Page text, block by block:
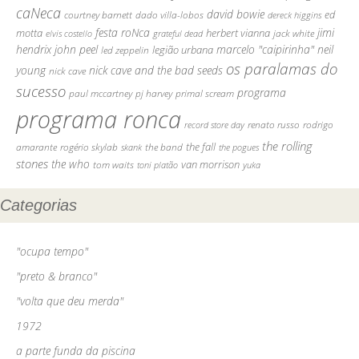
caNeca courtney barnett dado villa-lobos david bowie dereck higgins ed
motta elvis costello festa roNca grateful dead herbert vianna jack white jimi
hendrix john peel led zeppelin legião urbana marcelo "caipirinha" neil
young nick cave nick cave and the bad seeds os paralamas do
sucesso paul mccartney pj harvey primal scream programa
programa ronca record store day renato russo rodrigo
amarante rogério skylab skank the band the fall the pogues the rolling
stones the who tom waits toni platão van morrison yuka
Categorias
"ocupa tempo"
"preto & branco"
"volta que deu merda"
1972
a parte funda da piscina